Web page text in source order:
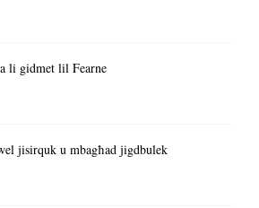
li gidmet lil Fearne
jisirquk u mbagħad jigdbulek